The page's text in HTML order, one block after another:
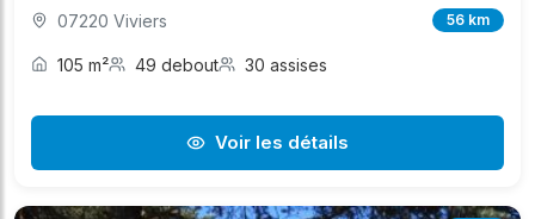
07220 Viviers 56 km
105 m² 49 debout 30 assises
Voir les détails